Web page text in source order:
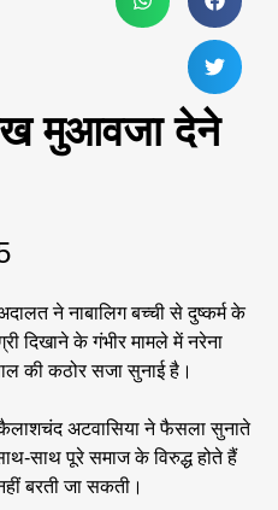
मुआवजा देने
ने नाबालिग बच्ची से दुष्कर्म के
दिखाने के गंभीर मामले में नरेना
की कठोर सजा सुनाई है।
अटवासिया ने फैसला सुनाते
साथ पूरे समाज के विरुद्ध होते हैं
बरती जा सकती।